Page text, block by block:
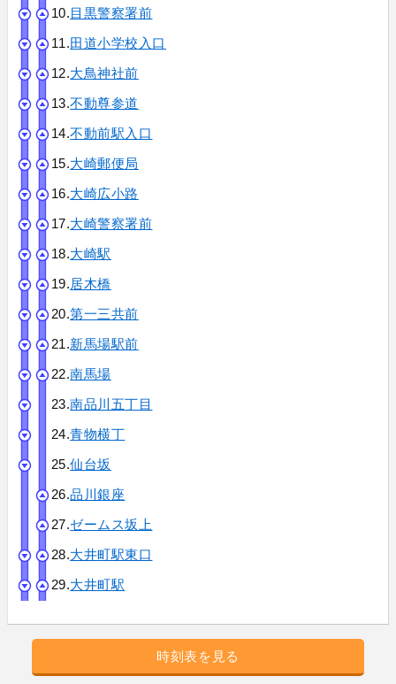
10.目黒警察署前
11.田道小学校入口
12.大鳥神社前
13.不動尊参道
14.不動前駅入口
15.大崎郵便局
16.大崎広小路
17.大崎警察署前
18.大崎駅
19.居木橋
20.第一三共前
21.新馬場駅前
22.南馬場
23.南品川五丁目
24.青物横丁
25.仙台坂
26.品川銀座
27.ゼームス坂上
28.大井町駅東口
29.大井町駅
時刻表を見る